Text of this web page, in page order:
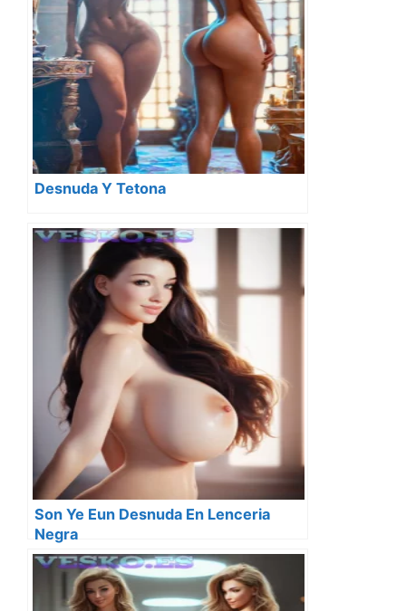
Desnuda Y Tetona
Son Ye Eun Desnuda En Lenceria
Negra